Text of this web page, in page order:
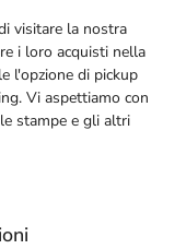
visitare la nostra
i loro acquisti nella
l'opzione di pickup
Vi aspettiamo con
stampe e gli altri